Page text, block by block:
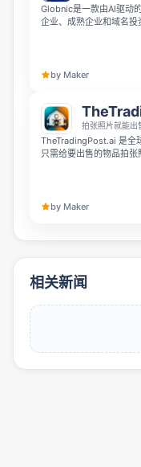
Globnic是一款由AI驱动
企业、成熟企业和域名
by Maker
拍张照片就能出
TheTradingPost.ai 是全
只需给要出售的物品拍
by Maker
相关新闻